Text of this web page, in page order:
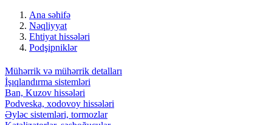
Ana səhifə
Nəqliyyat
Ehtiyat hissələri
Podşipniklər
Mühərrik və mühərrik detalları
İşıqlandırma sistemləri
Ban, Kuzov hissələri
Podveska, xodovoy hissələri
Əyləc sistemləri, tormozlar